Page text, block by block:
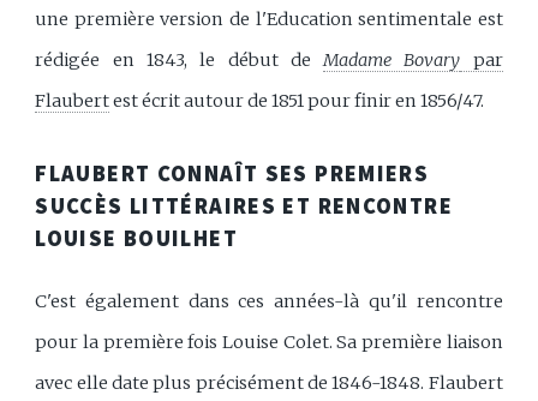
une première version de l'Education sentimentale est
rédigée en 1843, le début deMadame Bovary par
Flaubertest écrit autour de 1851 pour finir en 1856/47.
FLAUBERT CONNAÎT SES PREMIERS
SUCCÈS LITTÉRAIRES ET RENCONTRE
LOUISE BOUILHET
C'est également dans ces années-là qu'il rencontre
pour la première fois Louise Colet. Sa première liaison
avec elle date plus précisément de 1846-1848. Flaubert